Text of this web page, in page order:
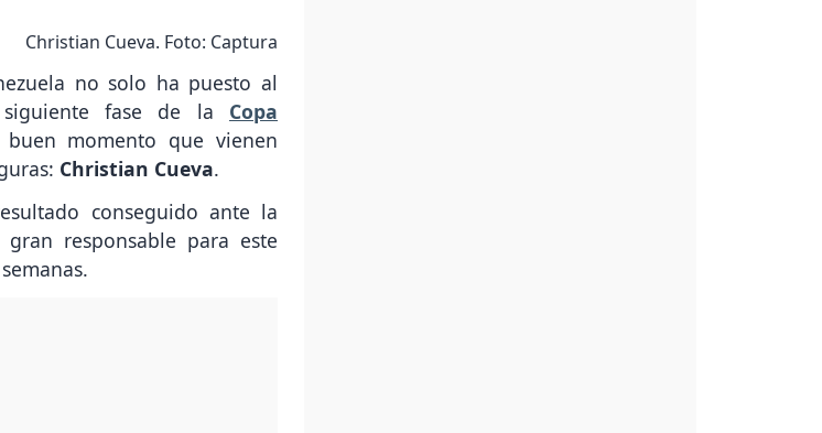
Christian Cueva. Foto: Captura
no solo ha puesto al
fase de la Copa
momento que vienen
Christian Cueva.
conseguido ante la
responsable para este